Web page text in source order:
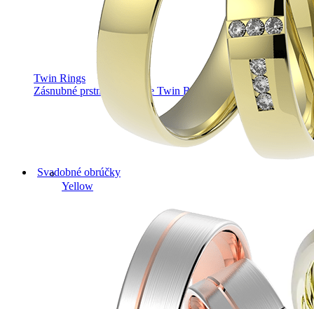
Twin Rings
Zásnubné prstne z kolekcie Twin Rings.
Svadobné obrúčky
Yellow